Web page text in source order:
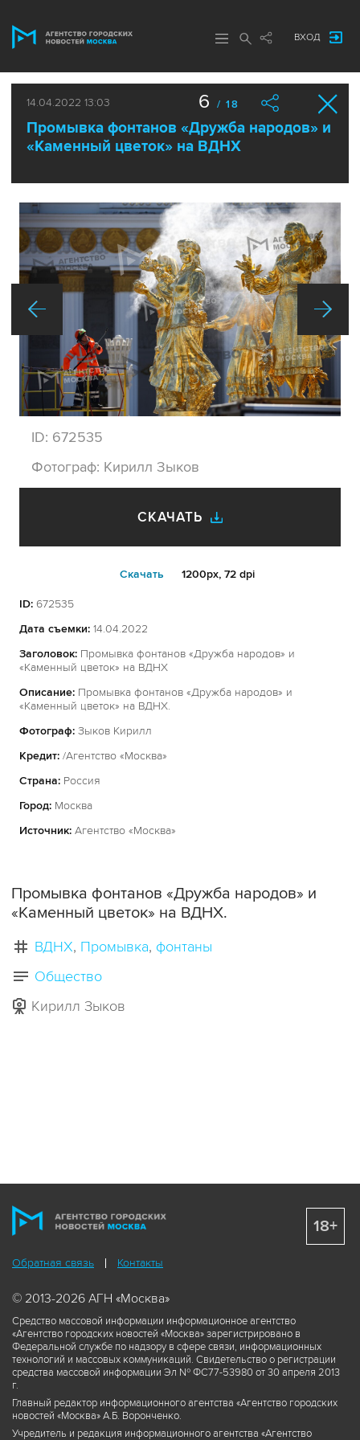
ВХОД
14.04.2022 13:03
Промывка фонтанов «Дружба народов» и
«Каменный цветок» на ВДНХ
6 / 18
ID: 672535
Фотограф: Кирилл Зыков
СКАЧАТЬ
Cкачать 1200px, 72 dpi
ID: 672535
Дата съемки: 14.04.2022
Заголовок: Промывка фонтанов «Дружба народов» и
«Каменный цветок» на ВДНХ
Описание: Промывка фонтанов «Дружба народов» и
«Каменный цветок» на ВДНХ.
Фотограф: Зыков Кирилл
Кредит: /Агентство «Москва»
Страна: Россия
Город: Москва
Источник: Агентство «Москва»
Промывка фонтанов «Дружба народов» и
«Каменный цветок» на ВДНХ.
ВДНХ Промывка фонтаны
Общество
Кирилл Зыков
Обратная связь Контакты
© 2013-2026 АГН «Москва»
Средство массовой информации информационное агентство
«Агентство городских новостей «Москва» зарегистрировано в
Федеральной службе по надзору в сфере связи, информационных
технологий и массовых коммуникаций. Свидетельство о регистрации
средства массовой информации Эл № ФС77-53980 от 30 апреля 2013
г.
Главный редактор информационного агентства «Агентство городских
новостей «Москва» А.Б. Воронченко.
Учредитель и редакция информационного агентства «Агентство
18+